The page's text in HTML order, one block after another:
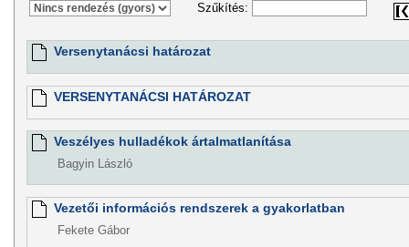
Szűkítés:
Versenytanácsi határozat
VERSENYTANÁCSI HATÁROZAT
Veszélyes hulladékok ártalmatlanítása
Bagyin László
Vezetői információs rendszerek a gyakorlatban
Fekete Gábor